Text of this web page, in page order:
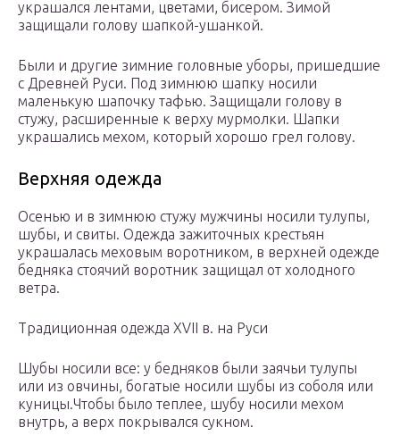
украшался лентами, цветами, бисером. Зимой
защищали голову шапкой-ушанкой.
Были и другие зимние головные уборы, пришедшие
с Древней Руси. Под зимнюю шапку носили
маленькую шапочку тафью. Защищали голову в
стужу, расширенные к верху мурмолки. Шапки
украшались мехом, который хорошо грел голову.
Верхняя одежда
Осенью и в зимнюю стужу мужчины носили тулупы,
шубы, и свиты. Одежда зажиточных крестьян
украшалась меховым воротником, в верхней одежде
бедняка стоячий воротник защищал от холодного
ветра.
Традиционная одежда XVII в. на Руси
Шубы носили все: у бедняков были заячьи тулупы
или из овчины, богатые носили шубы из соболя или
куницы.Чтобы было теплее, шубу носили мехом
внутрь, а верх покрывался сукном.